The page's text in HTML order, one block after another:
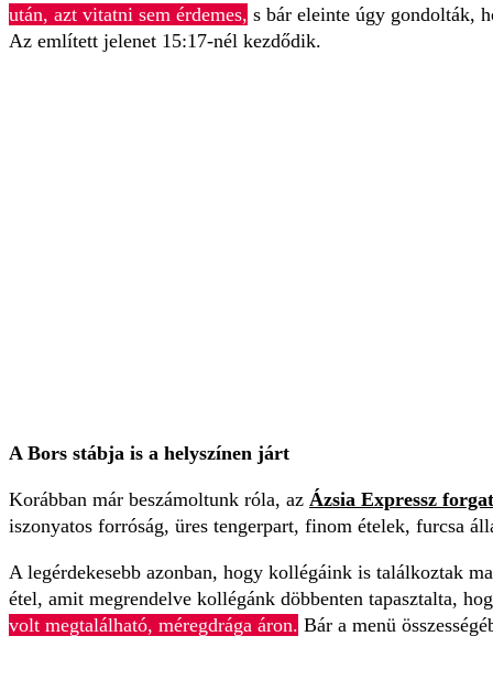
után, azt vitatni sem érdemes, s bár eleinte úgy gondolták,
Az említett jelenet 15:17-nél kezdődik.
A Bors stábja is a helyszínen járt
Korábban már beszámoltunk róla, az Ázsia Expressz
iszonyatos forróság, üres tengerpart, finom ételek, furcsa
A legérdekesebb azonban, hogy kollégáink is találkoztak
étel, amit megrendelve kollégánk döbbenten tapasztalta,
volt megtalálható, méregdrága áron. Bár a menü